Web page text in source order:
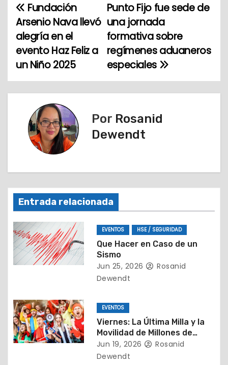
N
a
v
g
n
d
e
e
t
r
Punto Fijo fue sede de
una jornada
formativa sobre
regímenes aduaneros
especiales
Fundación
Arsenio Nava llevó
alegría en el
evento Haz Feliz a
un Niño 2025
Por Rosanid
Dewendt
Entrada relacionada
EVENTOS HSE / SEGURIDAD
Que Hacer en Caso de un
Sismo
Jun 25, 2026
Rosanid
Dewendt
EVENTOS
Viernes: La Última Milla y la
Movilidad de Millones de
Almas
Jun 19, 2026
Rosanid
Dewendt